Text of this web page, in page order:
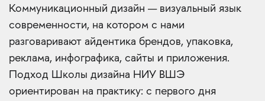
Коммуникационный дизайн — визуальный язык
современности, на котором с нами
разговаривают айдентика брендов, упаковка,
реклама, инфографика, сайты и приложения.
Подход Школы дизайна НИУ ВШЭ
ориентирован на практику: с первого дня